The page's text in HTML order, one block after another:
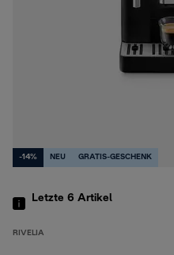
-14% NEU GRATIS-GESCHENK
Letzte 6 Artikel
RIVELIA